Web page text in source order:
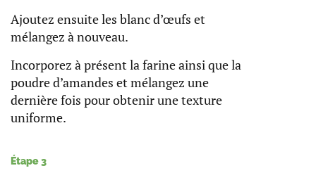
Ajoutez ensuite les blanc d’œufs et
mélangez à nouveau.
Incorporez à présent la farine ainsi que la
poudre d’amandes et mélangez une
dernière fois pour obtenir une texture
uniforme.
Étape 3